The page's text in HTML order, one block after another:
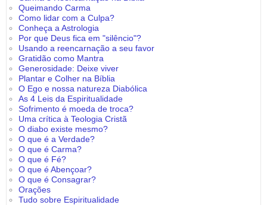
Queimando Carma
Como lidar com a Culpa?
Conheça a Astrologia
Por que Deus fica em "silêncio"?
Usando a reencarnação a seu favor
Gratidão como Mantra
Generosidade: Deixe viver
Plantar e Colher na Bíblia
O Ego e nossa natureza Diabólica
As 4 Leis da Espiritualidade
Sofrimento é moeda de troca?
Uma crítica à Teologia Cristã
O diabo existe mesmo?
O que é a Verdade?
O que é Carma?
O que é Fé?
O que é Abençoar?
O que é Consagrar?
Orações
Tudo sobre Espiritualidade